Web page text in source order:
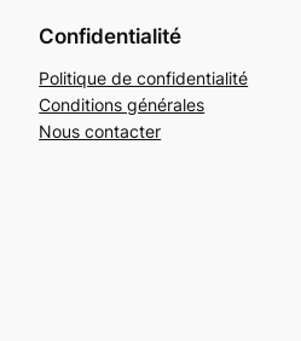
Confidentialité
Politique de confidentialité
Conditions générales
Nous contacter